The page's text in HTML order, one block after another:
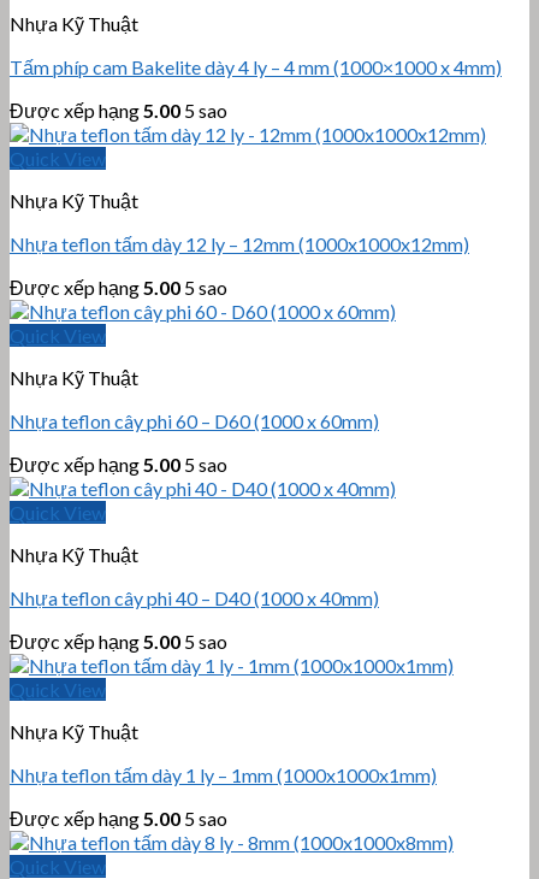
Nhựa Kỹ Thuật
Tấm phíp cam Bakelite dày 4 ly – 4 mm (1000×1000 x 4mm)
Được xếp hạng 5.00 5 sao
Quick View
Nhựa Kỹ Thuật
Nhựa teflon tấm dày 12 ly – 12mm (1000x1000x12mm)
Được xếp hạng 5.00 5 sao
Quick View
Nhựa Kỹ Thuật
Nhựa teflon cây phi 60 – D60 (1000 x 60mm)
Được xếp hạng 5.00 5 sao
Quick View
Nhựa Kỹ Thuật
Nhựa teflon cây phi 40 – D40 (1000 x 40mm)
Được xếp hạng 5.00 5 sao
Quick View
Nhựa Kỹ Thuật
Nhựa teflon tấm dày 1 ly – 1mm (1000x1000x1mm)
Được xếp hạng 5.00 5 sao
Quick View